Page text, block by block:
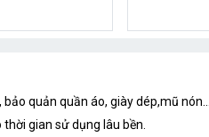
quản quần áo, giày dép,mũ
gian sử dụng lâu bền.